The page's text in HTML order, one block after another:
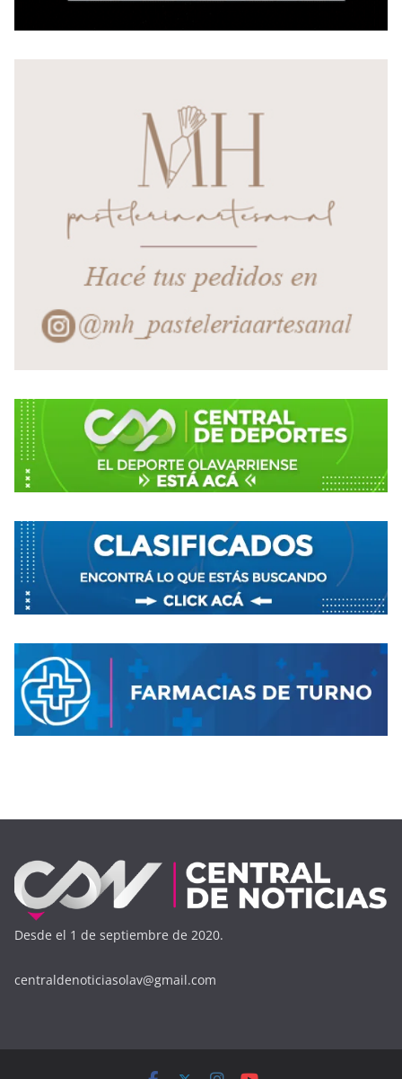
Desde el 1 de septiembre de 2020.
centraldenoticiasolav@gmail.com